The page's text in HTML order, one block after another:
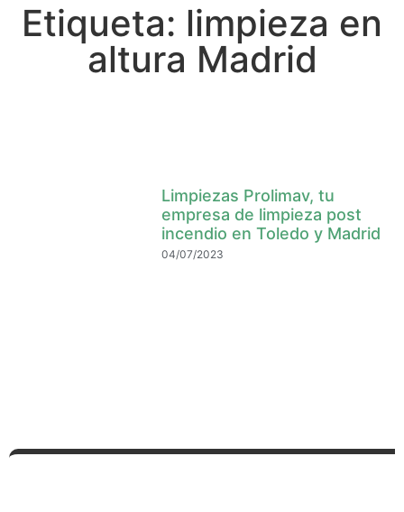
Etiqueta: limpieza en
altura Madrid
Limpiezas Prolimav, tu
empresa de limpieza post
incendio en Toledo y Madrid
04/07/2023